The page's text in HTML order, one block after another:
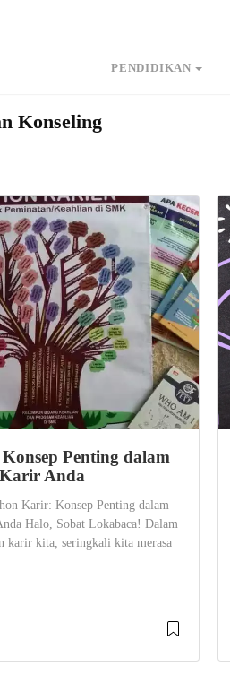
PENDIDIKAN
Konseling
Penting dalam
Anda
Karir: Konsep Penting dalam
Halo, Sobat Lokabaca! Dalam
karir kita, seringkali kita merasa